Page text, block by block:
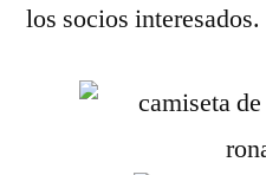
los socios interesados.